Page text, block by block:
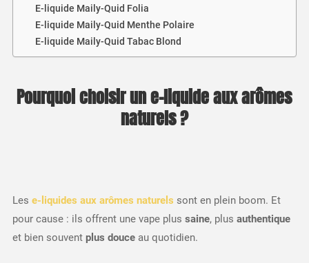
E-liquide Maily-Quid Folia
E-liquide Maily-Quid Menthe Polaire
E-liquide Maily-Quid Tabac Blond
Pourquoi choisir un e-liquide aux arômes
naturels ?
Les e-liquides aux arômes naturels sont en plein boom. Et
pour cause : ils offrent une vape plus saine, plus authentique
et bien souvent plus douceau quotidien.